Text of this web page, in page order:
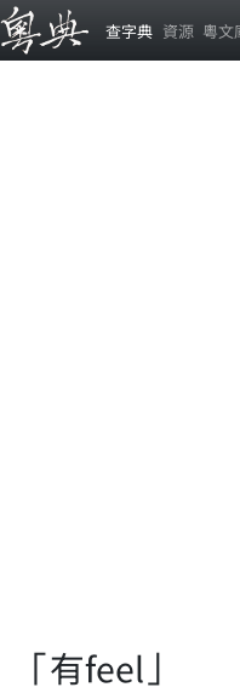
查字典 資源 粵文
「有feel」